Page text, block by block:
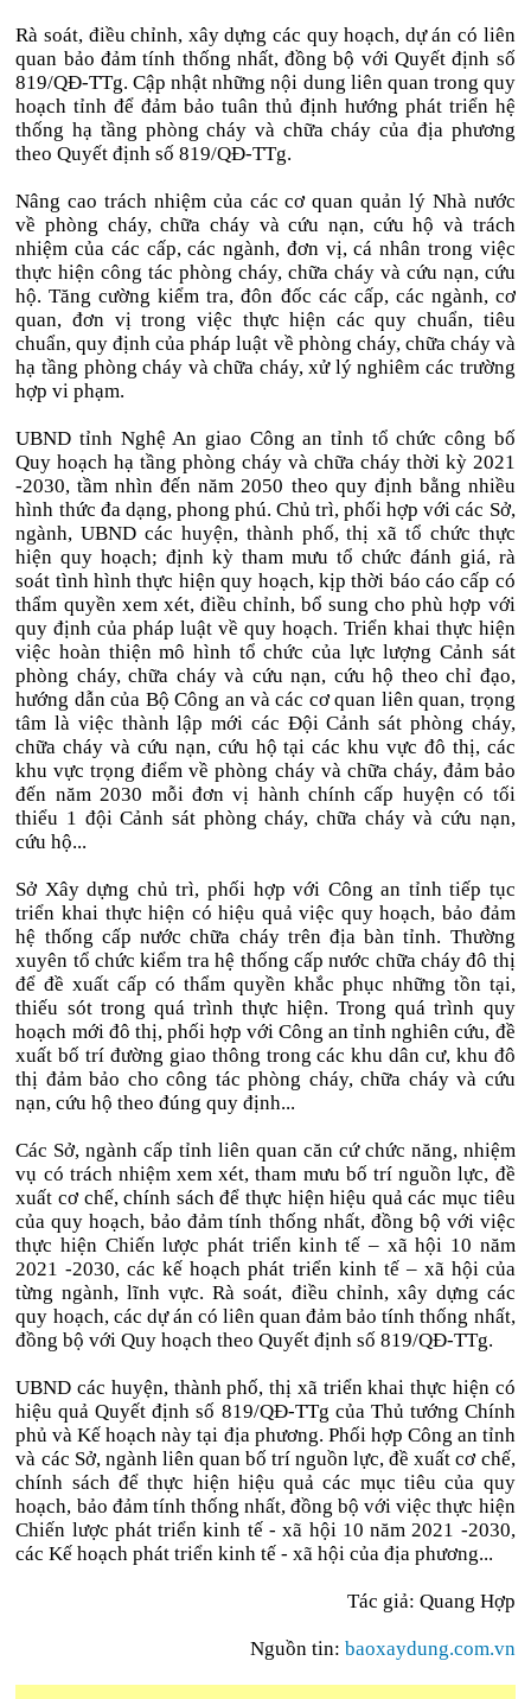
Rà soát, điều chỉnh, xây dựng các quy hoạch, dự án có liên
quan bảo đảm tính thống nhất, đồng bộ với Quyết định số
819/QĐ-TTg. Cập nhật những nội dung liên quan trong quy
hoạch tỉnh để đảm bảo tuân thủ định hướng phát triển hệ
thống hạ tầng phòng cháy và chữa cháy của địa phương
theo Quyết định số 819/QĐ-TTg.
Nâng cao trách nhiệm của các cơ quan quản lý Nhà nước
về phòng cháy, chữa cháy và cứu nạn, cứu hộ và trách
nhiệm của các cấp, các ngành, đơn vị, cá nhân trong việc
thực hiện công tác phòng cháy, chữa cháy và cứu nạn, cứu
hộ. Tăng cường kiểm tra, đôn đốc các cấp, các ngành, cơ
quan, đơn vị trong việc thực hiện các quy chuẩn, tiêu
chuẩn, quy định của pháp luật về phòng cháy, chữa cháy và
hạ tầng phòng cháy và chữa cháy, xử lý nghiêm các trường
hợp vi phạm.
UBND tỉnh Nghệ An giao Công an tỉnh tổ chức công bố
Quy hoạch hạ tầng phòng cháy và chữa cháy thời kỳ 2021
-2030, tầm nhìn đến năm 2050 theo quy định bằng nhiều
hình thức đa dạng, phong phú. Chủ trì, phối hợp với các Sở,
ngành, UBND các huyện, thành phố, thị xã tổ chức thực
hiện quy hoạch; định kỳ tham mưu tổ chức đánh giá, rà
soát tình hình thực hiện quy hoạch, kịp thời báo cáo cấp có
thẩm quyền xem xét, điều chỉnh, bổ sung cho phù hợp với
quy định của pháp luật về quy hoạch. Triển khai thực hiện
việc hoàn thiện mô hình tổ chức của lực lượng Cảnh sát
phòng cháy, chữa cháy và cứu nạn, cứu hộ theo chỉ đạo,
hướng dẫn của Bộ Công an và các cơ quan liên quan, trọng
tâm là việc thành lập mới các Đội Cảnh sát phòng cháy,
chữa cháy và cứu nạn, cứu hộ tại các khu vực đô thị, các
khu vực trọng điểm về phòng cháy và chữa cháy, đảm bảo
đến năm 2030 mỗi đơn vị hành chính cấp huyện có tối
thiểu 1 đội Cảnh sát phòng cháy, chữa cháy và cứu nạn,
cứu hộ...
Sở Xây dựng chủ trì, phối hợp với Công an tỉnh tiếp tục
triển khai thực hiện có hiệu quả việc quy hoạch, bảo đảm
hệ thống cấp nước chữa cháy trên địa bàn tỉnh. Thường
xuyên tổ chức kiểm tra hệ thống cấp nước chữa cháy đô thị
để đề xuất cấp có thẩm quyền khắc phục những tồn tại,
thiếu sót trong quá trình thực hiện. Trong quá trình quy
hoạch mới đô thị, phối hợp với Công an tỉnh nghiên cứu, đề
xuất bố trí đường giao thông trong các khu dân cư, khu đô
thị đảm bảo cho công tác phòng cháy, chữa cháy và cứu
nạn, cứu hộ theo đúng quy định...
Các Sở, ngành cấp tỉnh liên quan căn cứ chức năng, nhiệm
vụ có trách nhiệm xem xét, tham mưu bố trí nguồn lực, đề
xuất cơ chế, chính sách để thực hiện hiệu quả các mục tiêu
của quy hoạch, bảo đảm tính thống nhất, đồng bộ với việc
thực hiện Chiến lược phát triển kinh tế – xã hội 10 năm
2021 -2030, các kế hoạch phát triển kinh tế – xã hội của
từng ngành, lĩnh vực. Rà soát, điều chỉnh, xây dựng các
quy hoạch, các dự án có liên quan đảm bảo tính thống nhất,
đồng bộ với Quy hoạch theo Quyết định số 819/QĐ-TTg.
UBND các huyện, thành phố, thị xã triển khai thực hiện có
hiệu quả Quyết định số 819/QĐ-TTg của Thủ tướng Chính
phủ và Kế hoạch này tại địa phương. Phối hợp Công an tỉnh
và các Sở, ngành liên quan bố trí nguồn lực, đề xuất cơ chế,
chính sách để thực hiện hiệu quả các mục tiêu của quy
hoạch, bảo đảm tính thống nhất, đồng bộ với việc thực hiện
Chiến lược phát triển kinh tế - xã hội 10 năm 2021 -2030,
các Kế hoạch phát triển kinh tế - xã hội của địa phương...
Tác giả: Quang Hợp
Nguồn tin: baoxaydung.com.vn